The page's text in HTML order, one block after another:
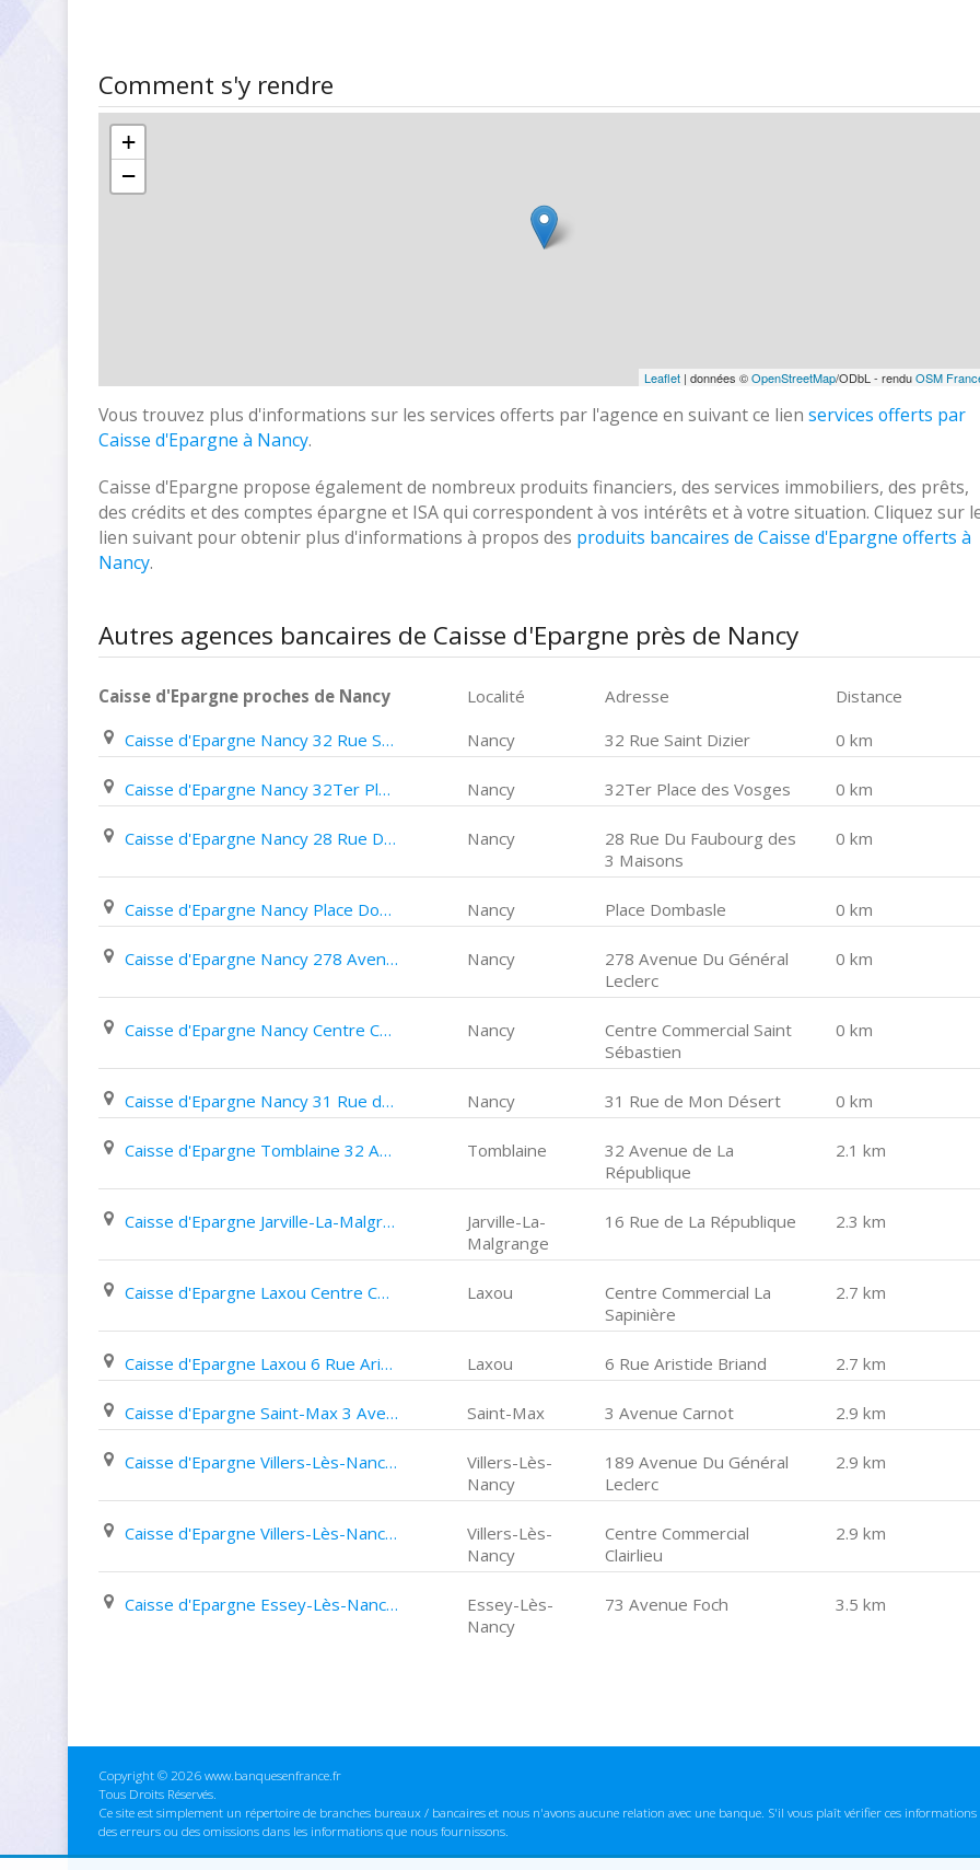
Comment s'y rendre
+
−
Leaflet| données ©OpenStreetMap/ODbL - renduOSM
Vous trouvez plus d'informations sur les services offerts par l'agence en suivant ce lien services offerts par
Caisse d'Epargne à Nancy.
Caisse d'Epargne propose également de nombreux produits financiers, des services immobiliers, des prêts,
des crédits et des comptes épargne et ISA qui correspondent à vos intérêts et à votre situation. Cliquez sur
lien suivant pour obtenir plus d'informations à propos des produits bancaires de Caisse d'Epargne offerts à
Nancy.
Autres agences bancaires de Caisse d'Epargne près de Nancy
Caisse d'Epargne proches de Nancy Localité Adresse
Distance
Caisse d'Epargne Nancy 32 Rue Saint Dizier
Nancy 32 Rue Saint Dizier 0 km
Caisse d'Epargne Nancy 32Ter Place des Vosges Nancy 32Ter Place des Vosges 0 km
Caisse d'Epargne Nancy 28 Rue Du Faubourg des 3 Maisons Nancy
28 Rue Du Faubourg des
3 Maisons
0 km
Caisse d'Epargne Nancy Place Dombasle Nancy Place Dombasle 0 km
Caisse d'Epargne Nancy 278 Avenue Du Général Leclerc Nancy
278 Avenue Du Général
Leclerc
0 km
Caisse d'Epargne Nancy Centre Commercial Saint Sébastien Nancy
Centre Commercial Saint
Sébastien
0 km
Caisse d'Epargne Nancy 31 Rue de Mon Désert Nancy 31 Rue de Mon Désert 0 km
Caisse d'Epargne Tomblaine 32 Avenue de La République Tomblaine
32 Avenue de La
République
2.1 km
Caisse d'Epargne Jarville-La-Malgrange 16 Rue de La République
Jarville-La-
Malgrange
16 Rue de La République 2.3 km
Caisse d'Epargne Laxou Centre Commercial La Sapinière Laxou
Centre Commercial La
Sapinière
2.7 km
Caisse d'Epargne Laxou 6 Rue Aristide Briand Laxou 6 Rue Aristide Briand 2.7 km
Caisse d'Epargne Saint-Max 3 Avenue Carnot Saint-Max 3 Avenue Carnot 2.9 km
Caisse d'Epargne Villers-Lès-Nancy 189 Avenue Du Général Leclerc
Villers-Lès-
Nancy
189 Avenue Du Général
Leclerc
2.9 km
Caisse d'Epargne Villers-Lès-Nancy Centre Commercial Clairlieu
Villers-Lès-
Nancy
Centre Commercial
Clairlieu
2.9 km
Caisse d'Epargne Essey-Lès-Nancy 73 Avenue Foch
Essey-Lès-
Nancy
73 Avenue Foch 3.5 km
Copyright © 2026 www.banquesenfrance.fr
Tous Droits Réservés.
Ce site est simplement un répertoire de branches bureaux / bancaires et nous n'avons aucune relation avec une banque. S'il vous plaît vérifier ces
des erreurs ou des omissions dans les informations que nous fournissons.